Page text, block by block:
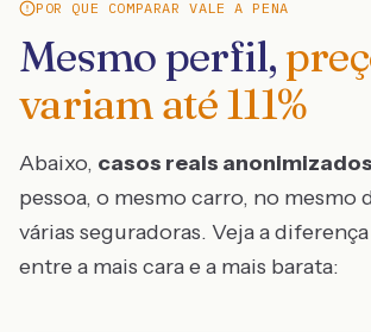
POR QUE COMPARAR VALE A PENA
Mesmo perfil,
variam até111%
Abaixo, casos reais anonimizados
pessoa, o mesmo carro, no mesmo
várias seguradoras. Veja a
entre a mais cara e a mais barata: